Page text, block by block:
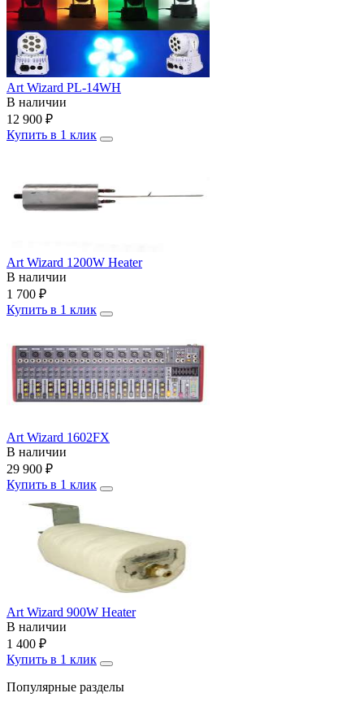
Art Wizard PL-14WH
В наличии
12 900 ₽
Купить в 1 клик
Art Wizard 1200W Heater
В наличии
1 700 ₽
Купить в 1 клик
Art Wizard 1602FX
В наличии
29 900 ₽
Купить в 1 клик
Art Wizard 900W Heater
В наличии
1 400 ₽
Купить в 1 клик
Популярные разделы